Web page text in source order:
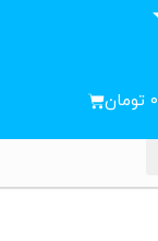
۰ تومان